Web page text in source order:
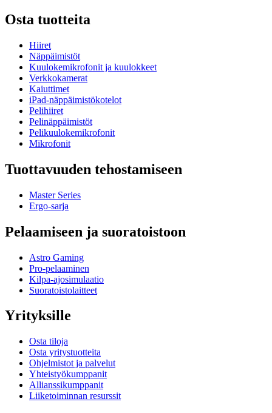
Osta tuotteita
Hiiret
Näppäimistöt
Kuulokemikrofonit ja kuulokkeet
Verkkokamerat
Kaiuttimet
iPad-näppäimistökotelot
Pelihiiret
Pelinäppäimistöt
Pelikuulokemikrofonit
Mikrofonit
Tuottavuuden tehostamiseen
Master Series
Ergo-sarja
Pelaamiseen ja suoratoistoon
Astro Gaming
Pro-pelaaminen
Kilpa-ajosimulaatio
Suoratoistolaitteet
Yrityksille
Osta tiloja
Osta yritystuotteita
Ohjelmistot ja palvelut
Yhteistyökumppanit
Allianssikumppanit
Liiketoiminnan resurssit